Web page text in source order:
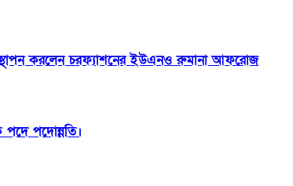
স্থাপন করলেন চরফ্যাশনের ইউএনও রুমানা আফরোজ
পদোন্নতি।